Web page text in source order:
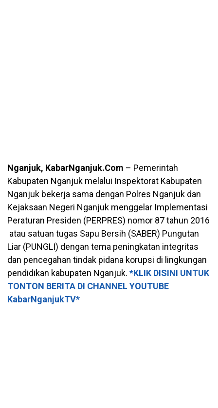
Nganjuk, KabarNganjuk.Com – Pemerintah
Kabupaten Nganjuk melalui Inspektorat Kabupaten
Nganjuk bekerja sama dengan Polres Nganjuk dan
Kejaksaan Negeri Nganjuk menggelar Implementasi
Peraturan Presiden (PERPRES) nomor 87 tahun 2016
atau satuan tugas Sapu Bersih (SABER) Pungutan
Liar (PUNGLI) dengan tema peningkatan integritas
dan pencegahan tindak pidana korupsi di lingkungan
pendidikan kabupaten Nganjuk. *KLIK DISINI UNTUK
TONTON BERITA DI CHANNEL YOUTUBE
KabarNganjukTV*